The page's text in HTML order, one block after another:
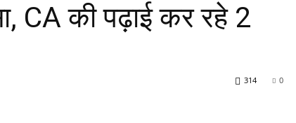
CA की पढ़ाई कर रहे 2
0
314